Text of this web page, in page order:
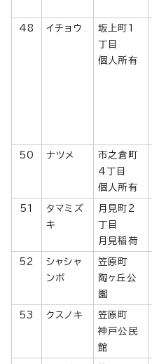
48 イチョウ
坂上町1
丁目
個人所有
50 ナツメ
市之倉町
4丁目
個人所有
51
タマミズ
キ
月見町2
丁目
月見稲荷
52
シャシャ
ンボ
笠原町
陶ヶ丘公
園
53 クスノキ
笠原町
神戸公民
館